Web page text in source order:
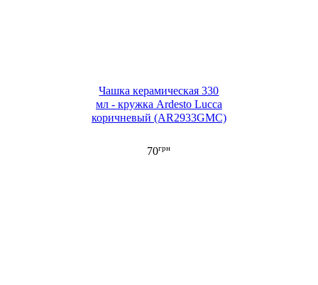
Чашка керамическая 330
мл - кружка Ardesto Lucca
коричневый (AR2933GMC)
70грн